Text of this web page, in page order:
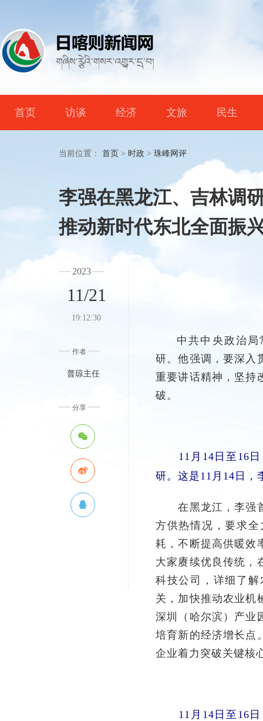
首页 访谈 经济 文旅 民生
当前位置： 首页 > 时政 > 珠峰网评
李强在黑龙江、吉林调
推动新时代东北全面振
2023
11/21
19:12:30
作者
普琼主任
分享
中共中央政治
研。他强调，要深入
重要讲话精神，坚持
破。
11月14日至16日
研。这是11月14日，
在黑龙江，李强首
方供热情况，要求
耗，不断提高供暖效
大家赓续优良传统，
科技公司，详细了
关，加快推动农业机
深圳（哈尔滨）产业
培育新的经济增长点
企业着力突破关键核
11月14日至16日